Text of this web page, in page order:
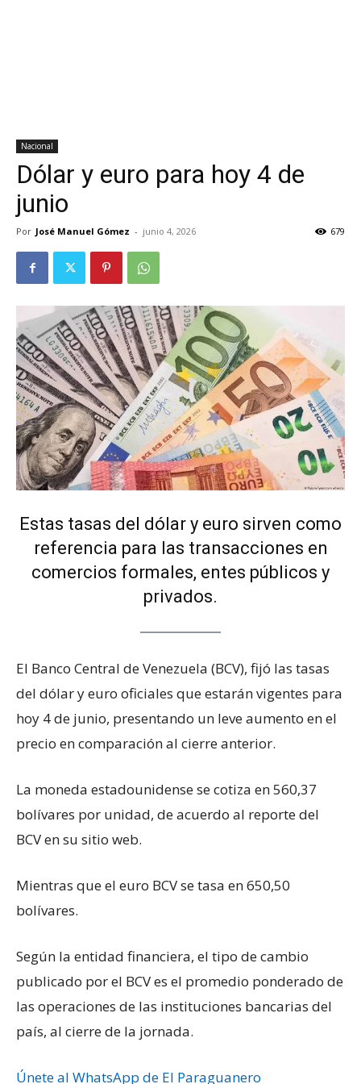
Nacional
Dólar y euro para hoy 4 de
junio
Por José Manuel Gómez - junio 4, 2026 679
Estas tasas del dólar y euro sirven como
referencia para las transacciones en
comercios formales, entes públicos y
privados.
El Banco Central de Venezuela (BCV), fijó las tasas
del dólar y euro oficiales que estarán vigentes para
hoy 4 de junio, presentando un leve aumento en el
precio en comparación al cierre anterior.
La moneda estadounidense se cotiza en 560,37
bolívares por unidad, de acuerdo al reporte del
BCV en su sitio web.
Mientras que el euro BCV se tasa en 650,50
bolívares.
Según la entidad financiera, el tipo de cambio
publicado por el BCV es el promedio ponderado de
las operaciones de las instituciones bancarias del
país, al cierre de la jornada.
Únete al WhatsApp de El Paraguanero